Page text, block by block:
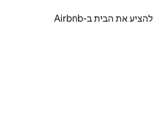
להציע את הבית ב-Airbnb